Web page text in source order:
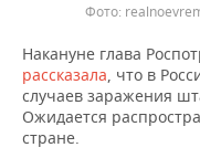
Накануне глава
рассказала , что в
случаев заражения
Ожидается
стране.